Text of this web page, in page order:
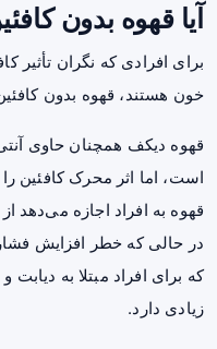
آیا قهوه بدون
برای افرادی که نگران تأثیر
خون هستند، قهوه بدون
قهوه دیکف همچنان حاوی
قهوه به افراد اجازه می‌دهد
در حالی که خطر افزایش
که برای افراد مبتلا به
زیادی دارد.